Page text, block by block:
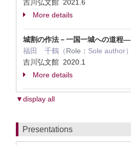
吉川弘文館 2021.6
More details
城割の作法－一国一城への道程―
福田 千鶴（Role： Sole author）
吉川弘文館 2020.1
More details
▼display all
Presentations